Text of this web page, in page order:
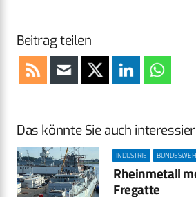
Beitrag teilen
Das könnte Sie auch
INDUSTRIE
Rheinmetall
Fregatte